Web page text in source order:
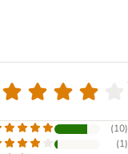
(10)
(1)